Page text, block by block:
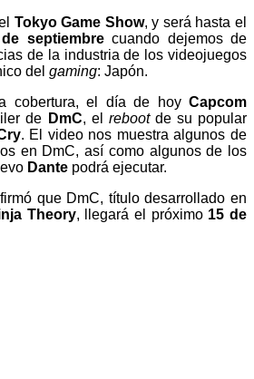
Tokyo Game Show, y será hasta el
septiembrecuando dejemos de
de la industria de los videojuegos
del gaming: Japón.
cobertura, el día de hoy Capcom
de DmC, el rebootde su popular
. El video nos muestra algunos de
en DmC, así como algunos de los
Dante podrá ejecutar.
que DmC, título desarrollado en
Theory, llegará el próximo 15 de